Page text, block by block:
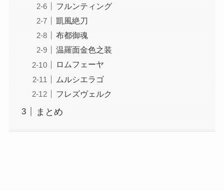
フルンティング
凱風絶刀
布都御魂
温羅面金色之装
ロムフェーヤ
ムルシエラゴ
フレズヴェルク
まとめ